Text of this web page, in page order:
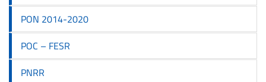
PON 2014-2020
POC – FESR
PNRR